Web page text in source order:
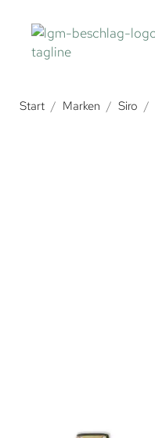
Start / Marken / Siro /